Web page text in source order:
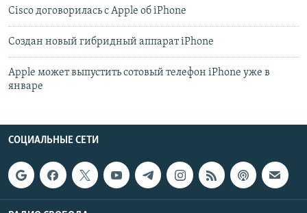
Cisco договорилась с Apple об iPhone
Создан новый гибридный аппарат iPhone
Apple может выпустить сотовый телефон iPhone уже в
январе
СОЦИАЛЬНЫЕ СЕТИ